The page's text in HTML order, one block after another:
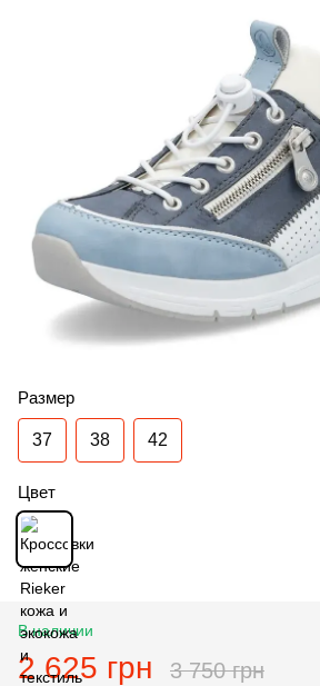
Размер
37 38 42
Цвет
В наличии
2 625 грн 3 750 грн